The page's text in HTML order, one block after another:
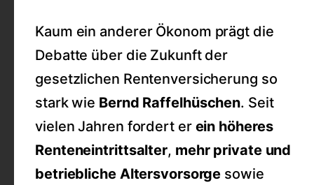
Kaum ein anderer Ökonom prägt die
Debatte über die Zukunft der
gesetzlichen Rentenversicherung so
stark wie Bernd Raffelhüschen. Seit
vielen Jahren fordert er ein höheres
Renteneintrittsalter, mehr private und
betriebliche Altersvorsorge sowie